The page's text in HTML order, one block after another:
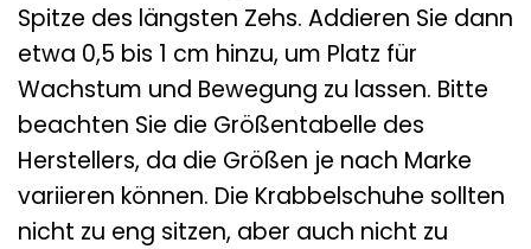
Spitze des längsten Zehs. Addieren Sie dann
etwa 0,5 bis 1 cm hinzu, um Platz für
Wachstum und Bewegung zu lassen. Bitte
beachten Sie die Größentabelle des
Herstellers, da die Größen je nach Marke
variieren können. Die Krabbelschuhe sollten
nicht zu eng sitzen, aber auch nicht zu